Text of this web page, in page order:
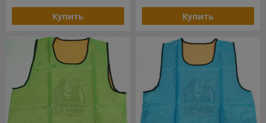
Купить Купить